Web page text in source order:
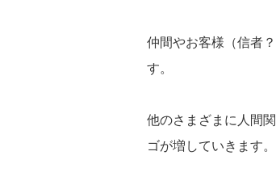
仲間やお客様（信者
す。
他のさまざまに人間
ゴが増していきます。